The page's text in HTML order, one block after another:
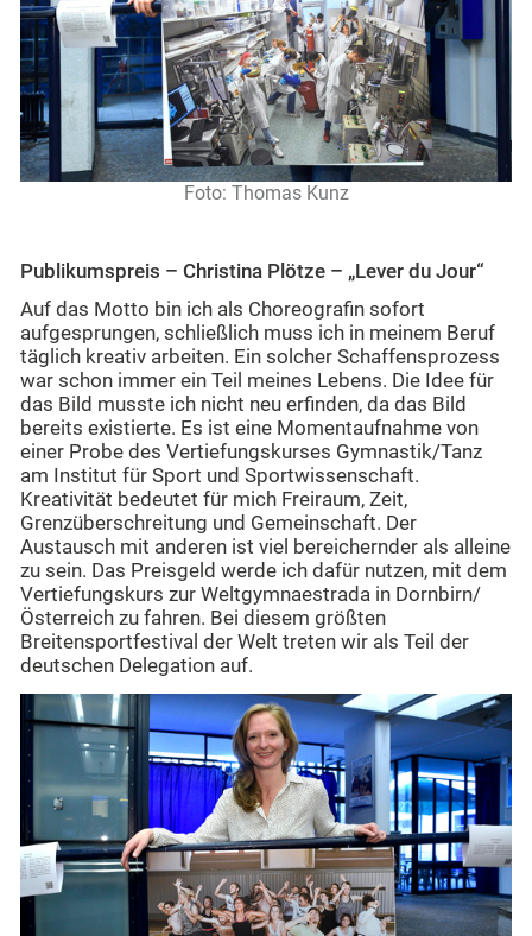
Foto: Thomas Kunz
Publikumspreis – Christina Plötze – „Lever du Jour“
Auf das Motto bin ich als Choreografin sofort
aufgesprungen, schließlich muss ich in meinem Beruf
täglich kreativ arbeiten. Ein solcher Schaffensprozess
war schon immer ein Teil meines Lebens. Die Idee für
das Bild musste ich nicht neu erfinden, da das Bild
bereits existierte. Es ist eine Momentaufnahme von
einer Probe des Vertiefungskurses Gymnastik/Tanz
am Institut für Sport und Sportwissenschaft.
Kreativität bedeutet für mich Freiraum, Zeit,
Grenzüberschreitung und Gemeinschaft. Der
Austausch mit anderen ist viel bereichernder als alleine
zu sein. Das Preisgeld werde ich dafür nutzen, mit dem
Vertiefungskurs zur Weltgymnaestrada in Dornbirn/
Österreich zu fahren. Bei diesem größten
Breitensportfestival der Welt treten wir als Teil der
deutschen Delegation auf.